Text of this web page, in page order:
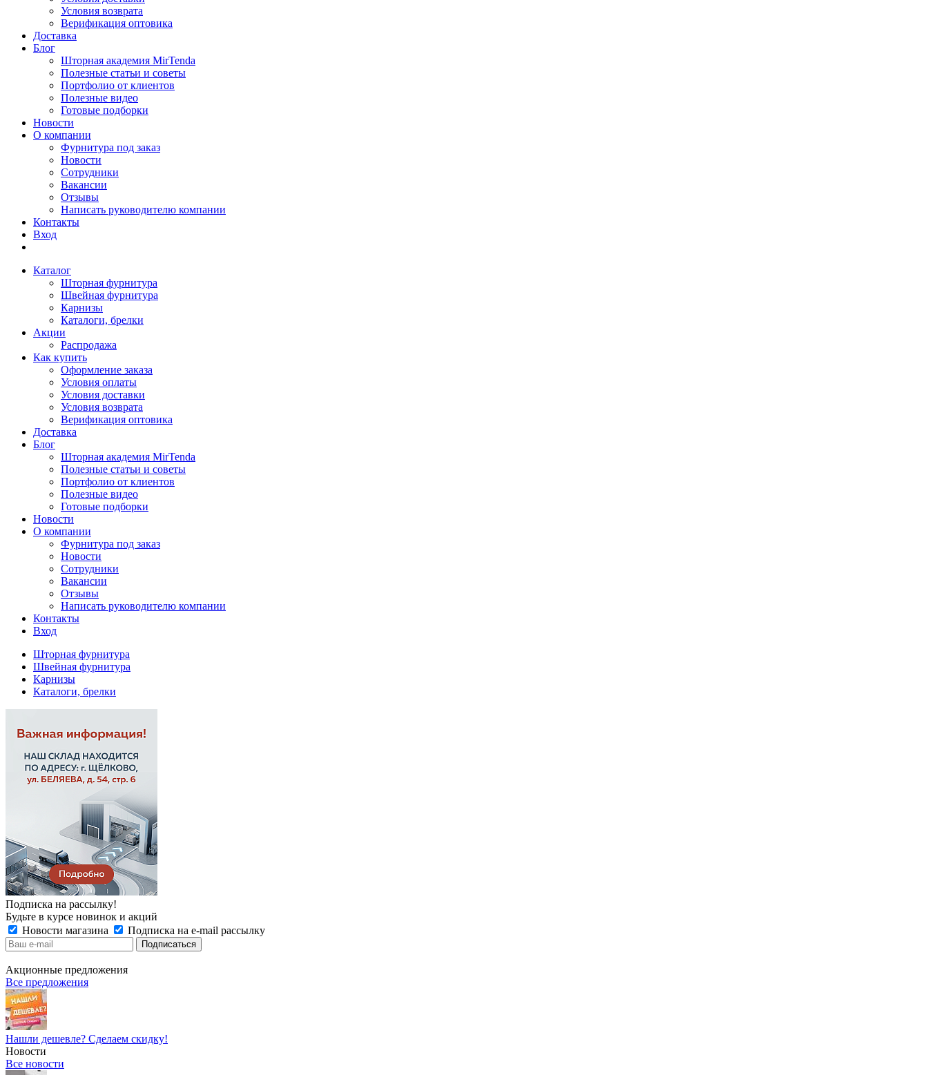
Условия возврата
Верификация оптовика
Доставка
Блог
Шторная академия MirTenda
Полезные статьи и советы
Портфолио от клиентов
Полезные видео
Готовые подборки
Новости
О компании
Фурнитура под заказ
Новости
Сотрудники
Вакансии
Отзывы
Написать руководителю компании
Контакты
Вход
Каталог
Шторная фурнитура
Швейная фурнитура
Карнизы
Каталоги, брелки
Акции
Распродажа
Как купить
Оформление заказа
Условия оплаты
Условия доставки
Условия возврата
Верификация оптовика
Доставка
Блог
Шторная академия MirTenda
Полезные статьи и советы
Портфолио от клиентов
Полезные видео
Готовые подборки
Новости
О компании
Фурнитура под заказ
Новости
Сотрудники
Вакансии
Отзывы
Написать руководителю компании
Контакты
Вход
Шторная фурнитура
Швейная фурнитура
Карнизы
Каталоги, брелки
Подписка на рассылку!
Будьте в курсе новинок и акций
Новости магазина
Подписка на e-mail рассылку
Акционные предложения
Все предложения
Нашли дешевле? Сделаем скидку!
Новости
Все новости